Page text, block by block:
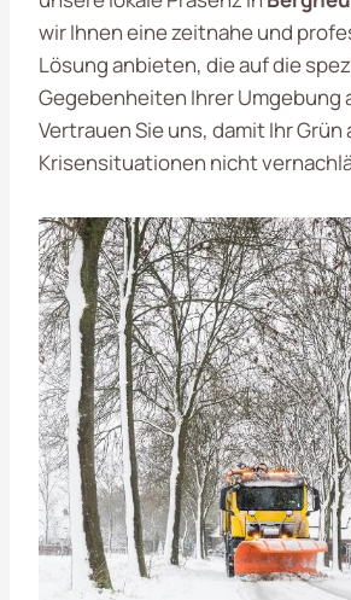
wir Ihnen eine zeitnahe und
Lösung anbieten, die auf die
Gegebenheiten Ihrer Umgebung
Vertrauen Sie uns, damit Ihr Grün
Krisensituationen nicht